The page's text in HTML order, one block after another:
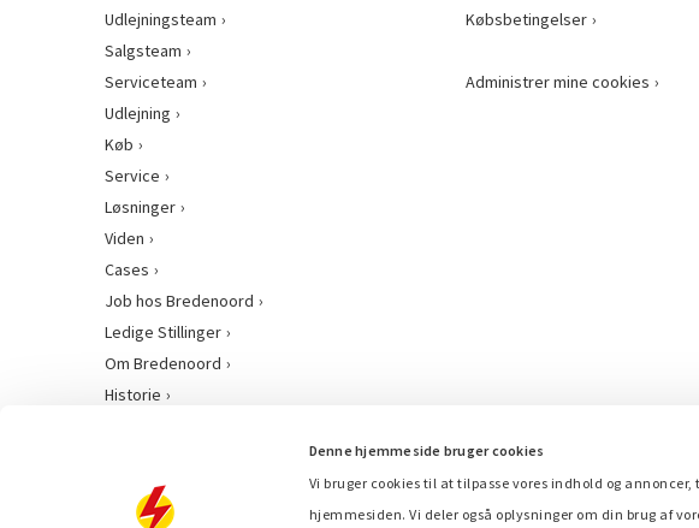
Denne hjemmeside bruger cookies
Vi bruger cookies til at tilpasse vores indhold og
hjemmesiden. Vi deler også oplysninger om din brug af
Udlejningsteam
Salgsteam
Serviceteam
Udlejning
Køb
Service
Løsninger
Viden
Cases
Job hos Bredenoord
Ledige Stillinger
Om Bredenoord
Historie
Købsbetingelser
Administrer mine cookies